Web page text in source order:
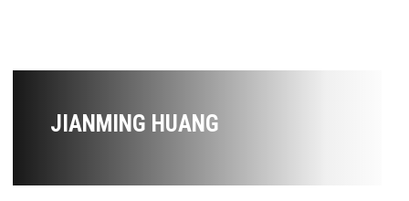
JIANMING HUANG